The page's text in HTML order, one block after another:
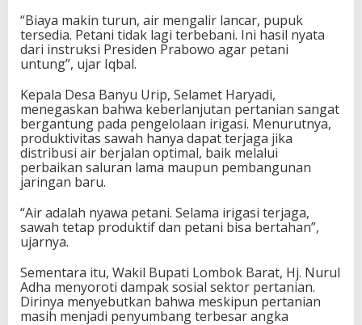
“Biaya makin turun, air mengalir lancar, pupuk
tersedia. Petani tidak lagi terbebani. Ini hasil nyata
dari instruksi Presiden Prabowo agar petani
untung”, ujar Iqbal.
Kepala Desa Banyu Urip, Selamet Haryadi,
menegaskan bahwa keberlanjutan pertanian sangat
bergantung pada pengelolaan irigasi. Menurutnya,
produktivitas sawah hanya dapat terjaga jika
distribusi air berjalan optimal, baik melalui
perbaikan saluran lama maupun pembangunan
jaringan baru.
“Air adalah nyawa petani. Selama irigasi terjaga,
sawah tetap produktif dan petani bisa bertahan”,
ujarnya.
Sementara itu, Wakil Bupati Lombok Barat, Hj. Nurul
Adha menyoroti dampak sosial sektor pertanian.
Dirinya menyebutkan bahwa meskipun pertanian
masih menjadi penyumbang terbesar angka